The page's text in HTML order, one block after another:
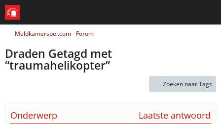
Meldkamerspel.com - Forum
Draden Getagd met
“traumahelikopter”
Zoeken naar Tags
Onderwerp Laatste antwoord